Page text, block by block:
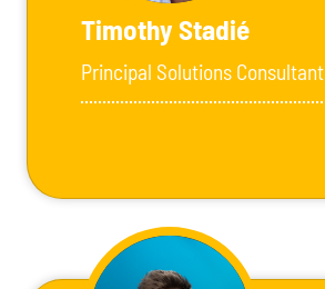
Timothy Stadié
Principal Solutions Consultant